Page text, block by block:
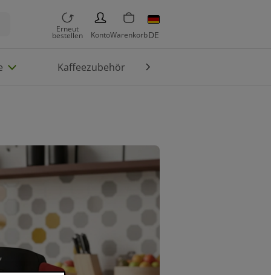
Erneut
bestellen
PERSON
KontoWarenkorbDE
Kaffeezubehör